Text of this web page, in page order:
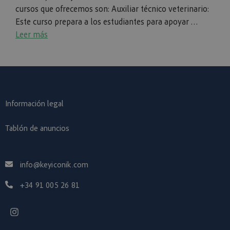
cursos que ofrecemos son: Auxiliar técnico veterinario:
Este curso prepara a los estudiantes para apoyar …
Leer más
Información legal
Tablón de anuncios
info@keyiconik.com
+34 91 005 26 81